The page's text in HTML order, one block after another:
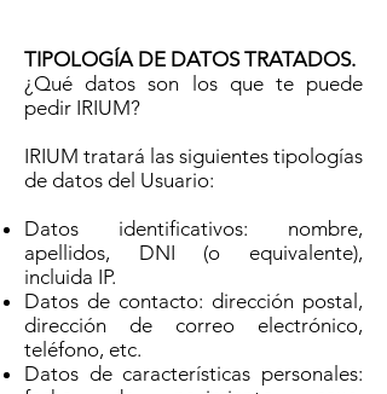
TIPOLOGÍA DE DATOS TRATADOS.
¿Qué datos son los que te puede
pedir IRIUM?
IRIUM tratará las siguientes tipologías
de datos del Usuario:
Datos identificativos: nombre,
apellidos, DNI (o equivalente),
incluida IP.
Datos de contacto: dirección postal,
dirección de correo electrónico,
teléfono, etc.
Datos de características personales: